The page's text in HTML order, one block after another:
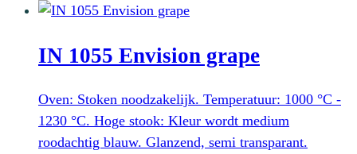
was:
is:
IN 1055 Envision grape
Oven: Stoken noodzakelijk. Temperatuur: 1000 °C -
1230 °C. Hoge stook: Kleur wordt medium
roodachtig blauw. Glanzend, semi transparant.